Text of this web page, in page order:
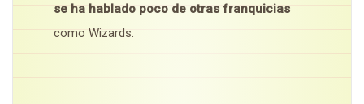
se ha hablado poco de otras franquicias
como Wizards.